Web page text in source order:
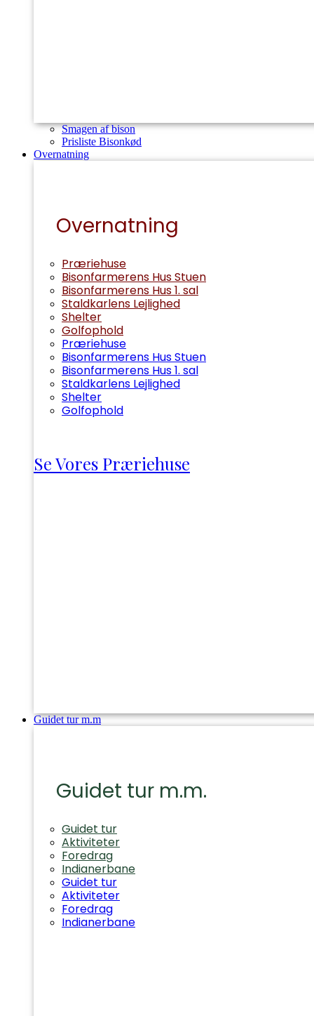
Smagen af bison
Prisliste Bisonkød
Overnatning
Overnatning
Præriehuse
Bisonfarmerens Hus Stuen
Bisonfarmerens Hus 1. sal
Staldkarlens Lejlighed
Shelter
Golfophold
Præriehuse
Bisonfarmerens Hus Stuen
Bisonfarmerens Hus 1. sal
Staldkarlens Lejlighed
Shelter
Golfophold
Se Vores Præriehuse
Guidet tur m.m
Guidet tur m.m.
Guidet tur
Aktiviteter
Foredrag
Indianerbane
Guidet tur
Aktiviteter
Foredrag
Indianerbane